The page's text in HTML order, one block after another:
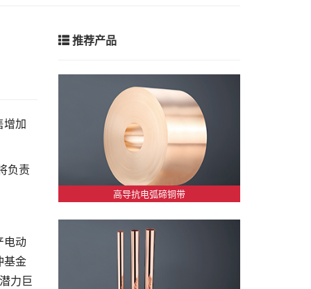
增加
负责
电动
基金
力巨
推荐产品
高导抗电弧碲铜带